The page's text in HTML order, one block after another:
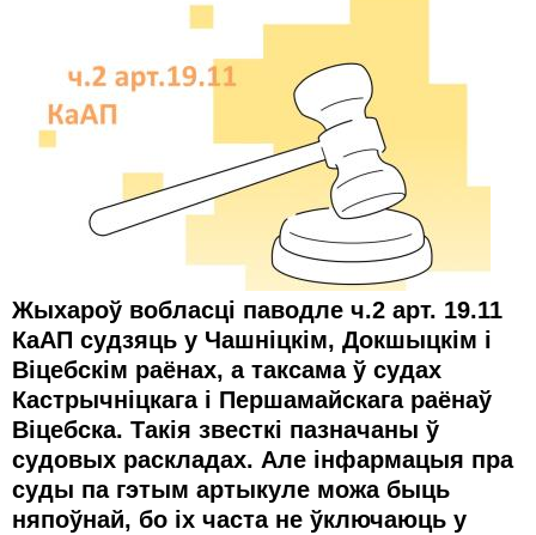
Жыхароў вобласці паводле ч.2 арт. 19.11
КаАП судзяць у Чашніцкім, Докшыцкім і
Віцебскім раёнах, а таксама ў судах
Кастрычніцкага і Першамайскага раёнаў
Віцебска. Такія звесткі пазначаны ў
судовых раскладах. Але інфармацыя пра
суды па гэтым артыкуле можа быць
няпоўнай, бо іх часта не ўключаюць у